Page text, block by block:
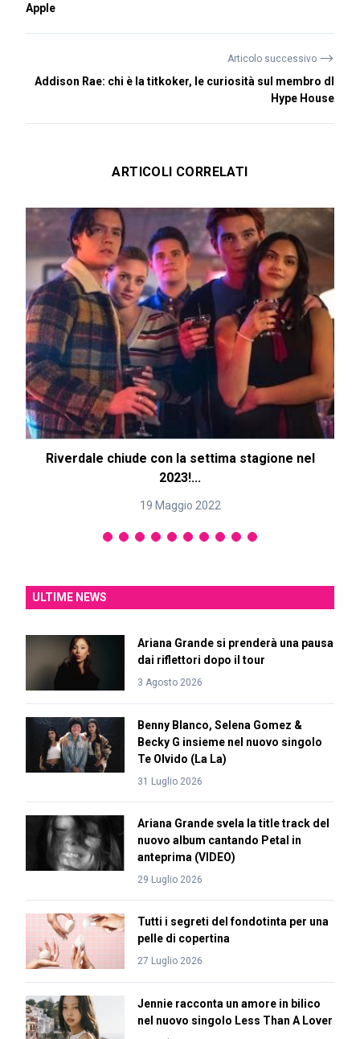
Apple
Articolo successivo ⟶
Addison Rae: chi è la titkoker, le curiosità sul membro dI
Hype House
ARTICOLI CORRELATI
Riverdale chiude con la settima stagione nel
2023!...
19 Maggio 2022
ULTIME NEWS
Ariana Grande si prenderà una pausa
dai riflettori dopo il tour
3 Agosto 2026
Benny Blanco, Selena Gomez &
Becky G insieme nel nuovo singolo
Te Olvido (La La)
31 Luglio 2026
Ariana Grande svela la title track del
nuovo album cantando Petal in
anteprima (VIDEO)
29 Luglio 2026
Tutti i segreti del fondotinta per una
pelle di copertina
27 Luglio 2026
Jennie racconta un amore in bilico
nel nuovo singolo Less Than A Lover